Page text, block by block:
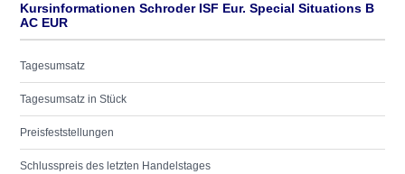
Kursinformationen Schroder ISF Eur. Special Situations B
AC EUR
Tagesumsatz
Tagesumsatz in Stück
Preisfeststellungen
Schlusspreis des letzten Handelstages